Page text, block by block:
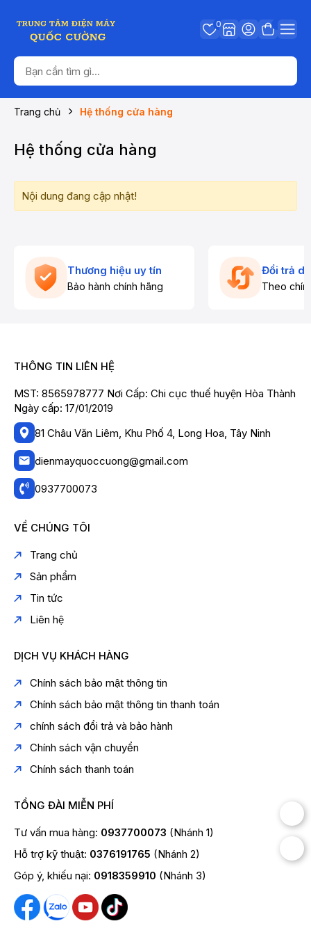
0
Trang chủ Hệ thống cửa hàng
Hệ thống cửa hàng
Nội dung đang cập nhật!
Thương hiệu uy tín
Bảo hành chính hãng
Đổi trả
Theo
THÔNG TIN LIÊN HỆ
MST: 8565978777 Nơi Cấp: Chi cục thuế huyện Hòa Thành
Ngày cấp: 17/01/2019
81 Châu Văn Liêm, Khu Phố 4, Long Hoa, Tây Ninh
dienmayquoccuong@gmail.com
0937700073
VỀ CHÚNG TÔI
Trang chủ
Sản phẩm
Tin tức
Liên hệ
DỊCH VỤ KHÁCH HÀNG
Chính sách bảo mật thông tin
Chính sách bảo mật thông tin thanh toán
chính sách đổi trả và bảo hành
Chính sách vận chuyển
Chính sách thanh toán
TỔNG ĐÀI MIỄN PHÍ
Tư vấn mua hàng: 0937700073 (Nhánh 1)
Hỗ trợ kỹ thuật: 0376191765 (Nhánh 2)
Góp ý, khiếu nại: 0918359910 (Nhánh 3)